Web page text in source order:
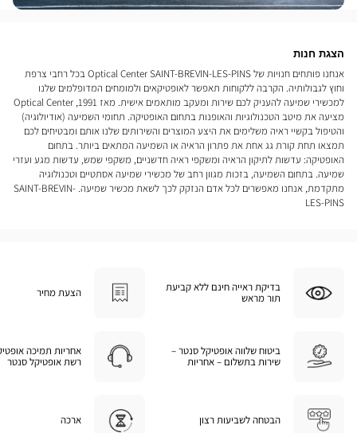
הצגת חנות
אנחנו פותחים חנויות של Optical Center SAINT-BREVIN-LES-PINS בכל רחבי צרפת
וחוץ לגבולותיה. הקרבה ללקוחות תאפשר לאופטיקאים ולמומחים המדופלמים שלנו
למכשירי שמיעה להעניק לכם שירות ומעקב מותאמים אישית. מאז 1991, Optical Center
מציעה את מיטב הטכנולוגיות והאופנות בתחום האופטיקה. תחומי השמיעה (אודיולוגיה)
והטיפול בקשיי ראיה משלימים את היצע המוצרים והשירותים שלנו אותם ומבטיחים לכם
תמצאו תחת קורת גג אחת את פתרון הראיה או השמיעה המתאים ביותר. בתחום
האופטיקה: עדשות לתיקון הראיה ומשקפי ראיה חדשניים, משקפי שמש, עדשות מגע ועזרי
שמיעה. בתחום השמיעה, בזכות מגוון רחב של מכשירי שמיעה אסתטיים וטכנולוגיה
מתקדמת, אנחנו מאפשרים לכל אדם הנזקק לכך לשאת מכשיר שמיעה. SAINT-BREVIN-
LES-PINS
בדיקת ראייה חינם ללא קביעת
תור מראש
הצעת מחיר
ביטוח שלווה אופטיקל סנטר –
שירות בתשלום – אחריות
אחריות תמיכה
רשת אופטיקל סנטר
הבטחה לשביעות רצון ארכה